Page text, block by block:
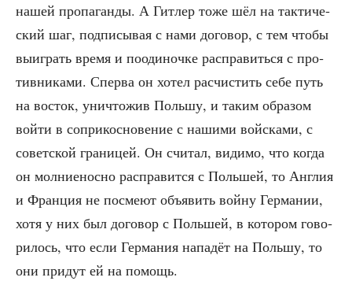
нашей про­па­ган­ды. А Гит­лер тоже шёл на так­ти­че­
ский шаг, под­пи­сы­вая с нами дого­вор, с тем что­бы
выиг­рать вре­мя и пооди­ноч­ке рас­пра­вить­ся с про­
тив­ни­ка­ми. Спер­ва он хотел рас­чи­стить себе путь
на восток, уни­что­жив Поль­шу, и таким обра­зом
вой­ти в сопри­кос­но­ве­ние с наши­ми вой­ска­ми, с
совет­ской гра­ни­цей. Он счи­тал, види­мо, что когда
он мол­ние­нос­но рас­пра­вит­ся с Поль­шей, то Англия
и Фран­ция не посме­ют объ­явить вой­ну Гер­ма­нии,
хотя у них был дого­вор с Поль­шей, в кото­ром гово­
ри­лось, что если Гер­ма­ния напа­дёт на Поль­шу, то
они при­дут ей на помощь.